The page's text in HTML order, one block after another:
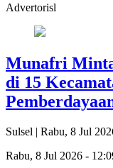
Advertorisl
Munafri
di 15
Sulsel | Rabu, 8 Jul
Rabu, 8 Jul 2026 -